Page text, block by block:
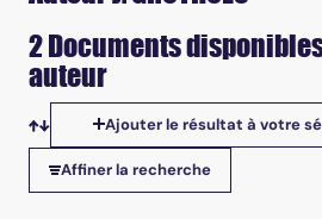
2 Documents
auteur
Tris disponibles
Ajouter le résultat à votre
Affiner la recherche